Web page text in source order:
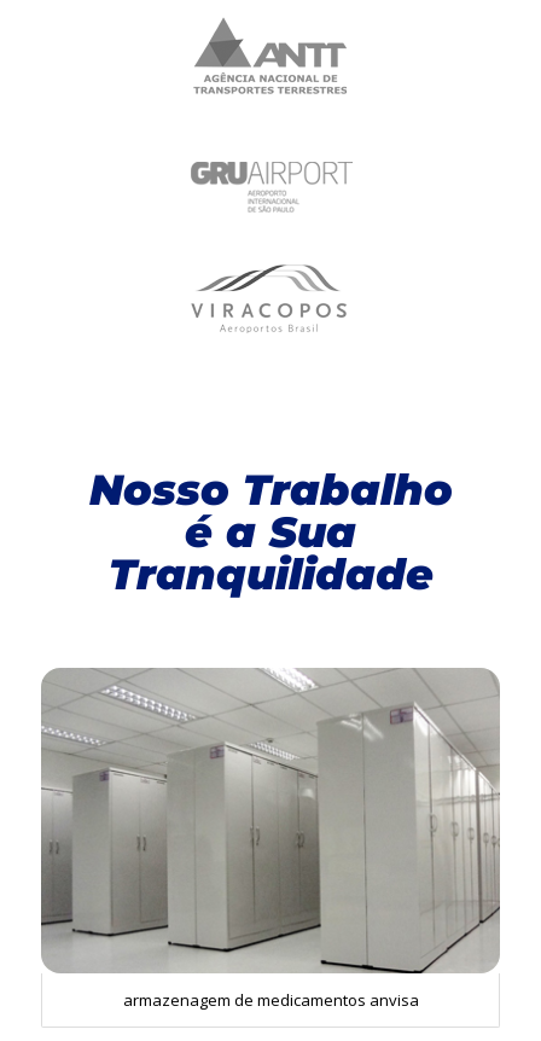
Nosso Trabalho
é a Sua
Tranquilidade
armazenagem de medicamentos anvisa